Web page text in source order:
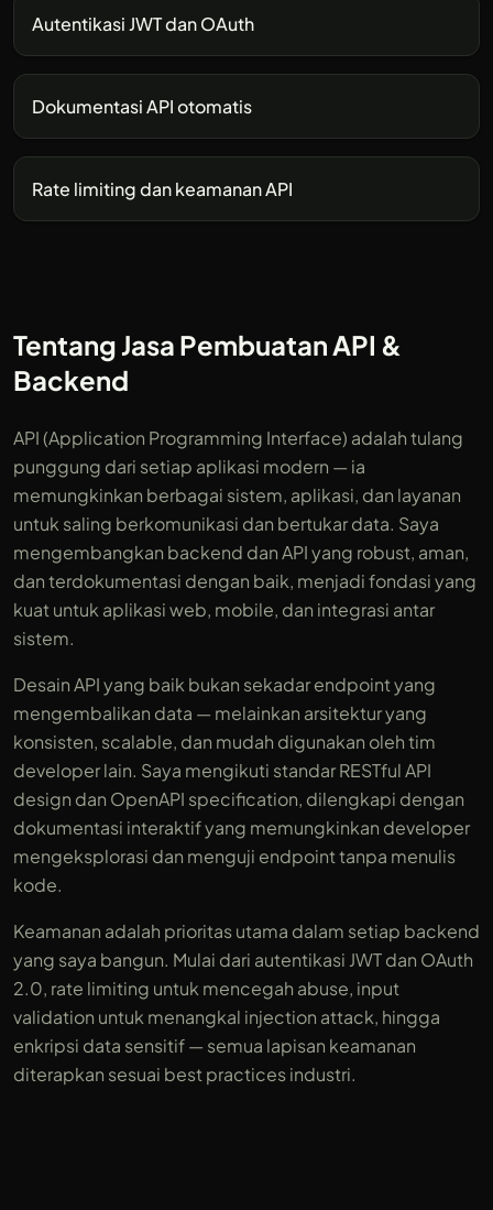
Autentikasi JWT dan OAuth
Dokumentasi API otomatis
Rate limiting dan keamanan API
Tentang Jasa Pembuatan API &
Backend
API (Application Programming Interface) adalah tulang
punggung dari setiap aplikasi modern — ia
memungkinkan berbagai sistem, aplikasi, dan layanan
untuk saling berkomunikasi dan bertukar data. Saya
mengembangkan backend dan API yang robust, aman,
dan terdokumentasi dengan baik, menjadi fondasi yang
kuat untuk aplikasi web, mobile, dan integrasi antar
sistem.
Desain API yang baik bukan sekadar endpoint yang
mengembalikan data — melainkan arsitektur yang
konsisten, scalable, dan mudah digunakan oleh tim
developer lain. Saya mengikuti standar RESTful API
design dan OpenAPI specification, dilengkapi dengan
dokumentasi interaktif yang memungkinkan developer
mengeksplorasi dan menguji endpoint tanpa menulis
kode.
Keamanan adalah prioritas utama dalam setiap backend
yang saya bangun. Mulai dari autentikasi JWT dan OAuth
2.0, rate limiting untuk mencegah abuse, input
validation untuk menangkal injection attack, hingga
enkripsi data sensitif — semua lapisan keamanan
diterapkan sesuai best practices industri.